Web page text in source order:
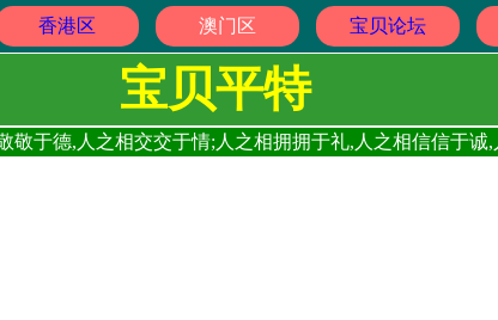
香港区 澳门区 宝贝论坛
宝贝平特
敬于德,人之相交交于情;人之相拥拥于礼,人之相信信于诚